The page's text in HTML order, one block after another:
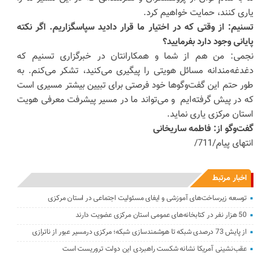
یاری کنند، حمایت خواهیم کرد.
تسنیم: از وقتی که در اختیار ما قرار دادید سپاسگزاریم. اگر نکته
پایانی وجود دارد بفرمایید؟
نجمی: من هم از شما و همکارانتان در خبرگزاری تسنیم که
دغدغه‌مندانه مسائل هویتی را پیگیری می‌کنید، تشکر می‌کنم. به
طور حتم این گفت‌وگوها خود فرصتی برای تبیین بیشتر مسیری است
که در پیش گرفته‌ایم و می‌تواند ما در مسیر پیشرفت معرفی هویت
استان مرکزی یاری نماید.
گفت‌و‌گو از: فاطمه ساریخانی
انتهای پیام/711/
اخبار مرتبط
توسعه زیرساخت‌های آموزشی و ایفای مسئولیت اجتماعی در استان مرکزی
50 هزار نفر در کتابخانه‌های عمومی استان مرکزی عضویت دارند
از پایش 73 درصدی شبکه تا هوشمندسازی شبکه؛ مرکزی درمسیر عبور از ناترازی
عقب‌نشینی آمریکا نشانه شکست راهبردی این دولت تروریست است